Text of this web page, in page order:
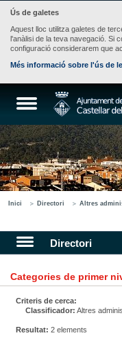
Ús de galetes
Aquest lloc utilitza galetes de
l'anàlisi de la teva navegació. Si
configuració considerarem que
Més informació sobre l'ús de
Inici Directori Altres
Directori
Categories de primer
Criteris de cerca:
Classificador: Altres
Resultat: 2 elements